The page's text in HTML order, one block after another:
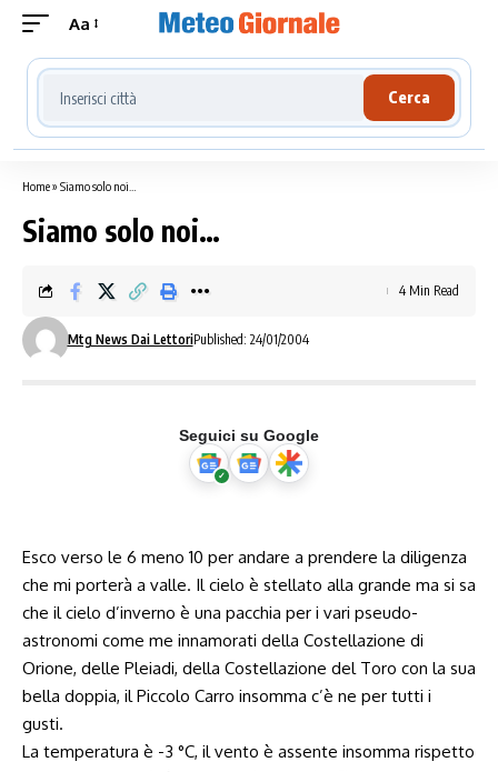
Aa
Cerca località meteo
Cerca
Home» Siamo solo noi…
Siamo solo noi…
Mtg News Dai LettoriPublished: 24/01/2004
4 Min Read
Seguici su Google
Esco verso le 6 meno 10 per andare a prendere la diligenza
che mi porterà a valle. Il cielo è stellato alla grande ma si sa
che il cielo d’inverno è una pacchia per i vari pseudo-
astronomi come me innamorati della Costellazione di
Orione, delle Pleiadi, della Costellazione del Toro con la sua
bella doppia, il Piccolo Carro insomma c’è ne per tutti i
gusti.
La temperatura è -3 °C, il vento è assente insomma rispetto